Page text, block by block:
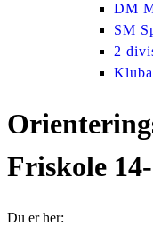
DM
SM
2
Friskole
Du er her: